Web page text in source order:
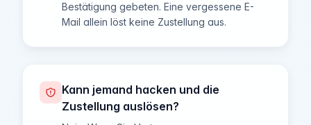
Bestätigung gebeten. Eine vergessene E-
Mail allein löst keine Zustellung aus.
Kann jemand hacken und die
Zustellung auslösen?